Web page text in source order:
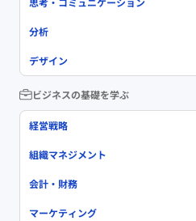
分析
デザイン
ビジネスの基礎を学ぶ
経営戦略
組織マネジメント
会計・財務
マーケティング